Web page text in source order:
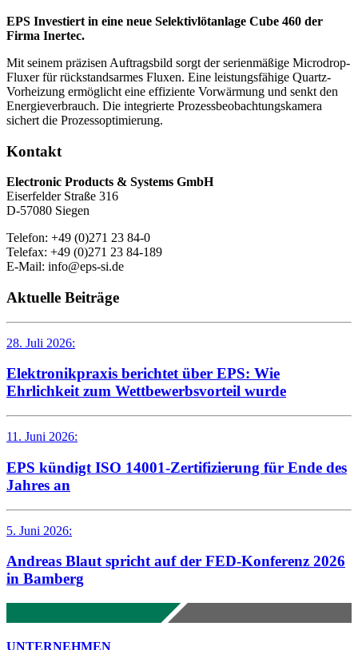
EPS Investiert in eine neue Selektivlötanlage Cube 460 der
Firma Inertec.
Mit seinem präzisen Auftragsbild sorgt der serienmäßige Microdrop-
Fluxer für rückstandsarmes Fluxen. Eine leistungsfähige Quartz-
Vorheizung ermöglicht eine effiziente Vorwärmung und senkt den
Energieverbrauch. Die integrierte Prozessbeobachtungskamera
sichert die Prozessoptimierung.
Kontakt
Electronic Products & Systems GmbH
Eiserfelder Straße 316
D-57080 Siegen
Telefon: +49 (0)271 23 84-0
Telefax: +49 (0)271 23 84-189
E-Mail: info@eps-si.de
Aktuelle Beiträge
28. Juli 2026:
Elektronikpraxis berichtet über EPS: Wie
Ehrlichkeit zum Wettbewerbsvorteil wurde
11. Juni 2026:
EPS kündigt ISO 14001-Zertifizierung für Ende des
Jahres an
5. Juni 2026:
Andreas Blaut spricht auf der FED-Konferenz 2026
in Bamberg
UNTERNEHMEN